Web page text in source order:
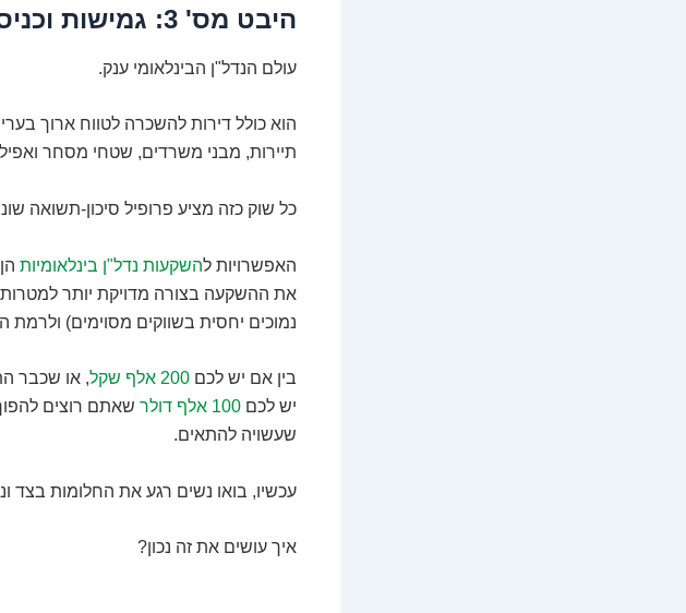
היבט מס' 3: גמישות וכניסה לשווקים מגוונים
עולם הנדל"ן הבינלאומי ענק.
הוא כולל דירות להשכרה לטווח ארוך
תיירות, מבני משרדים, שטחי מסחר
כל שוק כזה מציע פרופיל סיכון-תשואה
האפשרויות להשקעות נדל"ן בינלאומיות
את ההשקעה בצורה מדויקת יותר
נמוכים יחסית בשווקים מסוימים) ולרמת
בין אם יש לכם 200 אלף שקל , או שכבר
יש לכם 100 אלף דולר
שאתם רוצים
שעשויה להתאים.
עכשיו, בואו נשים רגע את החלומות בצד
איך עושים את זה נכון?